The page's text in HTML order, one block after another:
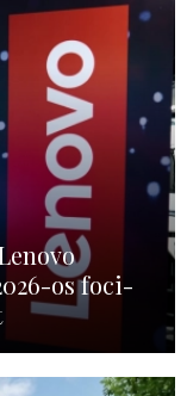
os foci-